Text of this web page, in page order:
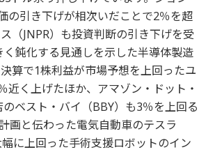
の引き下げが相次いだことで2％を超
（JNPR）も投資判断の引き下げを受
鈍化する見通しを示した半導体製造
算で1株利益が市場予想を上回ったユ
く上げたほか、アマゾン・ドット・
ベスト・バイ（BBY）も3％を上回る
画と伝わった電気自動車のテスラ
に上回った手術支援ロボットのイン